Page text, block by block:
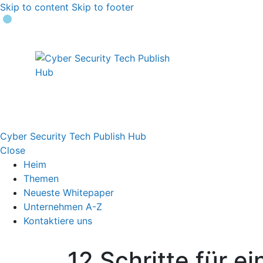
Skip to content Skip to footer
Cyber Security Tech Publish Hub
Close
Heim
Themen
Neueste Whitepaper
Unternehmen A-Z
Kontaktiere uns